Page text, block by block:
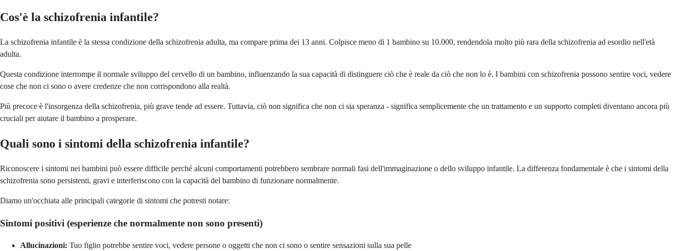
Cos'è la schizofrenia infantile?
La schizofrenia infantile è la stessa condizione della schizofrenia adulta, ma compare prima dei 13 anni. Colpisce meno di 1 bambino su 10.000, rendendola molto più rara della schizofrenia ad esordio nell'età
adulta.
Questa condizione interrompe il normale sviluppo del cervello di un bambino, influenzando la sua capacità di distinguere ciò che è reale da ciò che non lo è. I bambini con schizofrenia possono sentire voci, vedere
cose che non ci sono o avere credenze che non corrispondono alla realtà.
Più precoce è l'insorgenza della schizofrenia, più grave tende ad essere. Tuttavia, ciò non significa che non ci sia speranza - significa semplicemente che un trattamento e un supporto completi diventano ancora più
cruciali per aiutare il bambino a prosperare.
Quali sono i sintomi della schizofrenia infantile?
Riconoscere i sintomi nei bambini può essere difficile perché alcuni comportamenti potrebbero sembrare normali fasi dell'immaginazione o dello sviluppo infantile. La differenza fondamentale è che i sintomi della
schizofrenia sono persistenti, gravi e interferiscono con la capacità del bambino di funzionare normalmente.
Diamo un'occhiata alle principali categorie di sintomi che potresti notare:
Sintomi positivi (esperienze che normalmente non sono presenti)
Allucinazioni: Tuo figlio potrebbe sentire voci, vedere persone o oggetti che non ci sono o sentire sensazioni sulla sua pelle